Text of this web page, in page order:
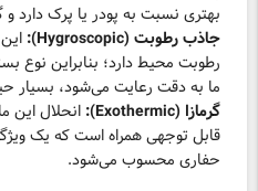
بهتری نسبت به پودر یا پرک دارد
جاذب رطوبت (Hygroscopic):
رطوبت محیط دارد؛ بنابراین نوع
ما به دقت رعایت می‌شود، بسیار
گرمازا (Exothermic):
انحلال این
قابل توجهی همراه است که یک
حفاری محسوب می‌شود.